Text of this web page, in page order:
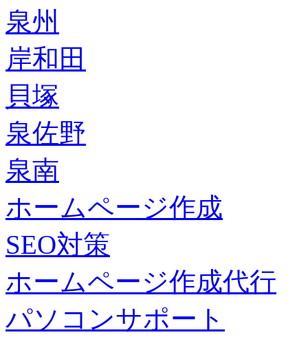
泉州
岸和田
貝塚
泉佐野
泉南
ホームページ作成
SEO対策
ホームページ作成代行
パソコンサポート